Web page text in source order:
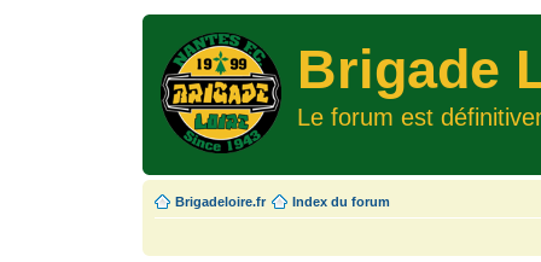
Brigade
Le forum est
Brigadeloire.fr Index du forum